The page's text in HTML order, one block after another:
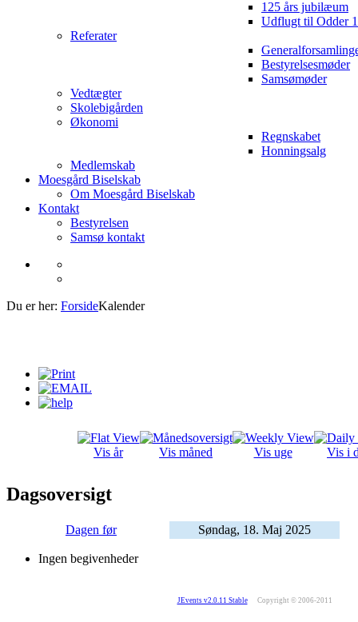
125 års jubilæum
Udflugt til Odder
Referater
Bestyrelsesmøder
Samsømøder
Vedtægter
Skolebigården
Økonomi
Regnskabet
Honningsalg
Medlemskab
Moesgård Biselskab
Om Moesgård Biselskab
Kontakt
Bestyrelsen
Samsø kontakt
Du er her: ForsideKalender
Vis år Vis måned Vis uge Vis i
Dagsoversigt
Dagen før Søndag, 18. Maj 2025
Ingen begivenheder
JEvents v2.0.11 Stable Copyright © 2006-2011